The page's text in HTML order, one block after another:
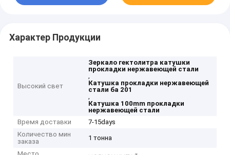
Характер Продукции
Высокий свет
Зеркало гектолитра катушки
прокладки нержавеющей стали
,
Катушка прокладки нержавеющей
стали ба 201
,
Катушка 100mm прокладки
нержавеющей стали
Время доставки
7-15days
Количество мин
заказа
1 тонна